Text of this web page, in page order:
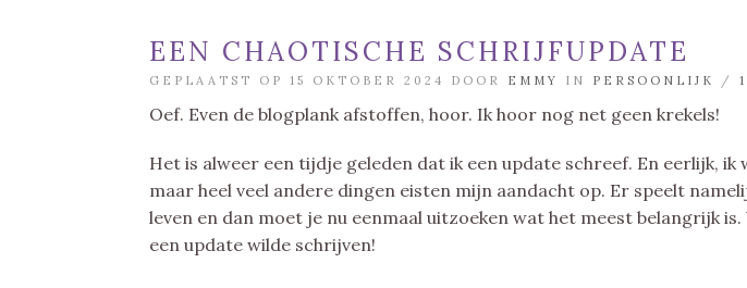
EEN CHAOTISCHE SCHRIJFUPDATE
GEPLAATST OP 15 OKTOBER 2024 DOOR EMMY IN PERSOONLIJK /
Oef. Even de blogplank afstoffen, hoor. Ik hoor nog net geen krekels!
Het is alweer een tijdje geleden dat ik een update schreef. En eerlijk, ik
maar heel veel andere dingen eisten mijn aandacht op. Er speelt
leven en dan moet je nu eenmaal uitzoeken wat het meest belangrijk is.
een update wilde schrijven!